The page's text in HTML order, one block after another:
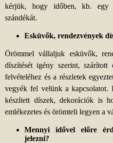
kérjük, hogy időben, kb. egy
szándékát.
Esküvők, rendezvények
Örömmel vállaljuk esküvők,
díszítését igény szerint,
felvételéhez és a részletek
vegyék fel velünk a kapcsolatot.
készített díszek, dekorációk is
emlékezetes és örömteli legyen a
Mennyi idővel előre
jelezni?